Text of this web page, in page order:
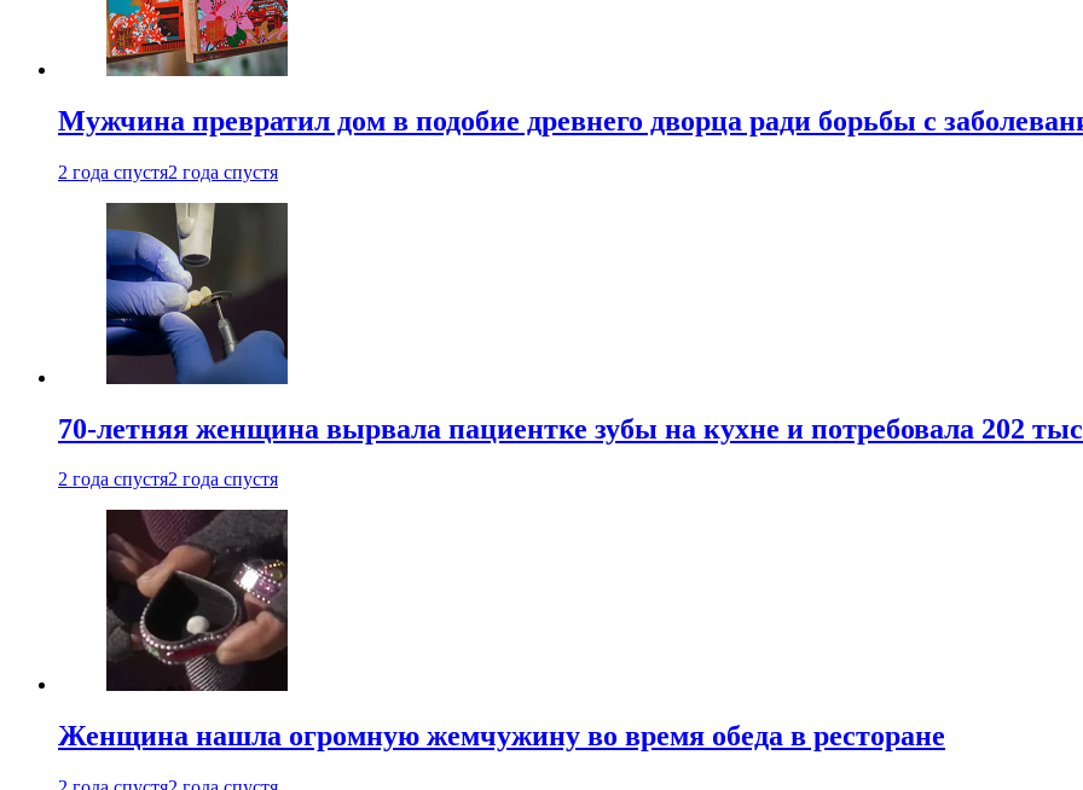
Мужчина превратил дом в подобие древнего дворца ради борьбы с
2 года спустя2 года спустя
70-летняя женщина вырвала пациентке зубы на кухне и потребовала 202
2 года спустя2 года спустя
Женщина нашла огромную жемчужину во время обеда в ресторане